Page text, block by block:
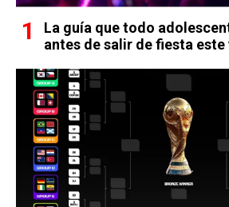
La guía que todo
antes de salir de fiesta este